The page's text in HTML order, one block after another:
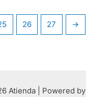
26 27 →
Atienda | Powered by